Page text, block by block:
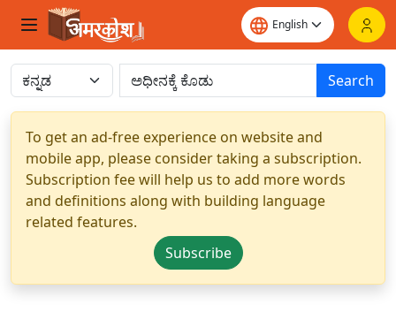
Search
To get an ad-free experience on website and
mobile app, please consider taking a subscription.
Subscription fee will help us to add more words
and definitions along with building language
related features.
Subscribe